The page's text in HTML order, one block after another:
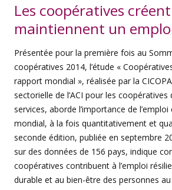
Les coopératives
maintiennent un
Présentée pour la première fois au
coopératives 2014, l’étude «
rapport mondial », réalisée par la
sectorielle de l’ACI pour les coopératives
services, aborde l’importance de
mondial, à la fois quantitativement et
seconde édition, publiée en septembre
sur des données de 156 pays, indique
coopératives contribuent à l’emploi
durable et au bien-être des personnes